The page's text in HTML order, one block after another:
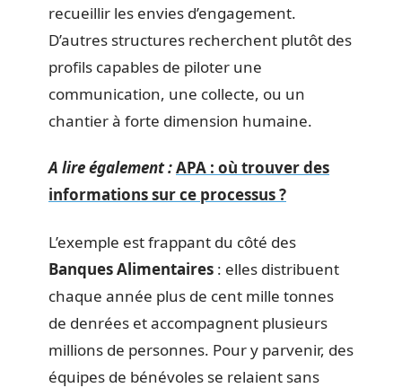
recueillir les envies d’engagement.
D’autres structures recherchent plutôt des
profils capables de piloter une
communication, une collecte, ou un
chantier à forte dimension humaine.
A lire également :APA : où trouver des
informations sur ce processus ?
L’exemple est frappant du côté des
Banques Alimentaires : elles distribuent
chaque année plus de cent mille tonnes
de denrées et accompagnent plusieurs
millions de personnes. Pour y parvenir, des
équipes de bénévoles se relaient sans